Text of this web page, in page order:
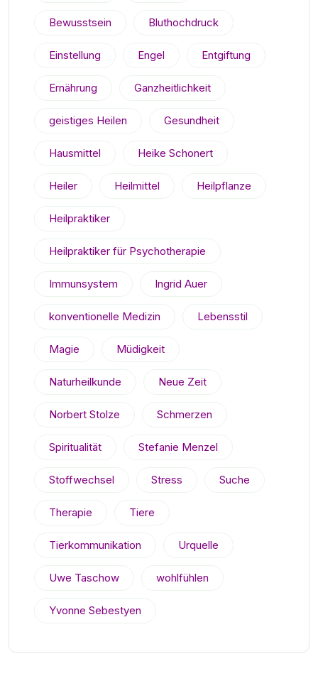
Bewusstsein Bluthochdruck
Einstellung Engel Entgiftung
Ernährung Ganzheitlichkeit
geistiges Heilen Gesundheit
Hausmittel Heike Schonert
Heiler Heilmittel Heilpflanze
Heilpraktiker
Heilpraktiker für Psychotherapie
Immunsystem Ingrid Auer
konventionelle Medizin Lebensstil
Magie Müdigkeit
Naturheilkunde Neue Zeit
Norbert Stolze Schmerzen
Spiritualität Stefanie Menzel
Stoffwechsel Stress Suche
Therapie Tiere
Tierkommunikation Urquelle
Uwe Taschow wohlfühlen
Yvonne Sebestyen